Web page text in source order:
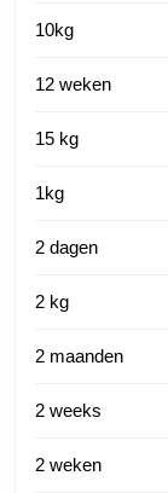
10kg
12 weken
15 kg
1kg
2 dagen
2 kg
2 maanden
2 weeks
2 weken